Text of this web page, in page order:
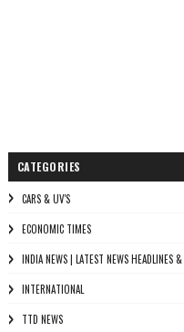
CATEGORIES
CARS & UV'S
ECONOMIC TIMES
INDIA NEWS | LATEST NEWS HEADLINES
INTERNATIONAL
TTD NEWS